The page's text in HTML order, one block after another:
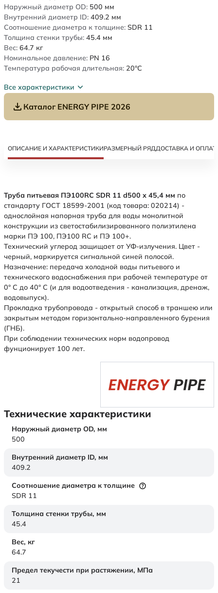
Наружный диаметр OD: 500 мм
Внутренний диаметр ID: 409.2 мм
Соотношение диаметра к толщине: SDR 11
Толщина стенки трубы: 45.4 мм
Вес: 64.7 кг
Номинальное давление: PN 16
Температура рабочая длительная: 20°C
Все характеристики
Каталог ENERGY PIPE 2026
ОПИСАНИЕ И ХАРАКТЕРИСТИКИРАЗМЕРНЫЙ РЯДДОСТАВКА И
Труба питьевая ПЭ100RC SDR 11 d500 х 45,4 мм по
стандарту ГОСТ 18599-2001 (код товара: 020214) -
однослойная напорная труба для воды монолитной
конструкции из светостабилизированного полиэтилена
марки ПЭ 100, ПЭ100 RC и ПЭ 100+.
Технический углерод защищает от УФ-излучения. Цвет -
черный, маркируется сигнальной синей полосой.
Назначение: передача холодной воды питьевого и
технического водоснабжения при рабочей температуре от
0° С до 40° С (и для водоотведения - канализация, дренаж,
водовыпуск).
Прокладка трубопровода - открытый способ в траншею или
закрытым методом горизонтально-направленного бурения
(ГНБ).
При соблюдении технических норм водопровод
фунционирует 100 лет.
Технические характеристики
Наружный диаметр OD, мм
500
Внутренний диаметр ID, мм
409.2
Соотношение диаметра к толщине
SDR 11
Толщина стенки трубы, мм
45.4
Вес, кг
64.7
Предел текучести при растяжении, МПа
21